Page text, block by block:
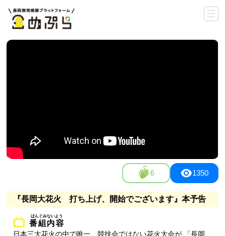
6 1350
『長岡大花火 打ち上げ、開始でございます』本予告
番組内容
日本三大花火の中で唯一、競技会ではない花火大会が 「長岡